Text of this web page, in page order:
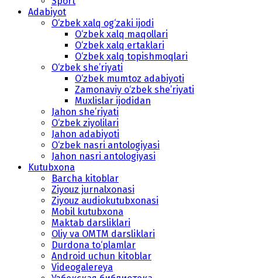
Adabiyot
O‘zbek xalq og‘zaki ijodi
O‘zbek xalq maqollari
O‘zbek xalq ertaklari
O‘zbek xalq topishmoqlari
O‘zbek she’riyati
O‘zbek mumtoz adabiyoti
Zamonaviy o‘zbek she’riyati
Muxlislar ijodidan
Jahon she’riyati
O‘zbek ziyolilari
Jahon adabiyoti
O‘zbek nasri antologiyasi
Jahon nasri antologiyasi
Kutubxona
Barcha kitoblar
Ziyouz jurnalxonasi
Ziyouz audiokutubxonasi
Mobil kutubxona
Maktab darsliklari
Oliy va OMTM darsliklari
Durdona to‘plamlar
Android uchun kitoblar
Videogalereya